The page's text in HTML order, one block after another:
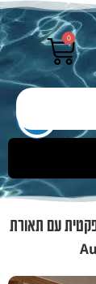
0
עם תאורת